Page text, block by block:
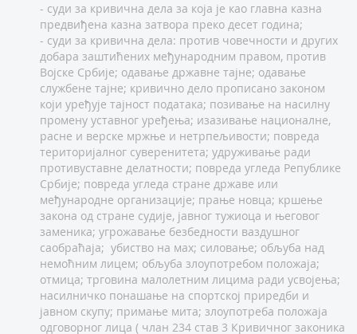
- суди за кривична дела за која је као главна казна
предвиђена казна затвора преко десет година;
- суди за кривична дела: против човечности и других
добара заштићених међународним правом, против
Војске Србије; одавање државне тајне; одавање
службене тајне; кривично дело прописано законом
који уређује тајност података; позивање на насилну
промену уставног уређења; изазивање националне,
расне и верске мржње и нетрпељивости; повреда
територијалног суверенитета; удруживање ради
противуставне делатности; повреда угледа Републике
Србије; повреда угледа стране државе или
међународне организације; прање новца; кршење
закона од стране судије, јавног тужиоца и његовог
заменика; угрожавање безбедности ваздушног
саобраћаја; убиство на мах; силовање; обљуба над
немоћним лицем; обљуба злоупотребом положаја;
отмица; трговина малолетним лицима ради усвојења;
насилничко понашање на спортској приредби и
јавном скупу; примање мита; злоупотреба положаја
одговорног лица ( члан 234 став 3 Кривичног законика